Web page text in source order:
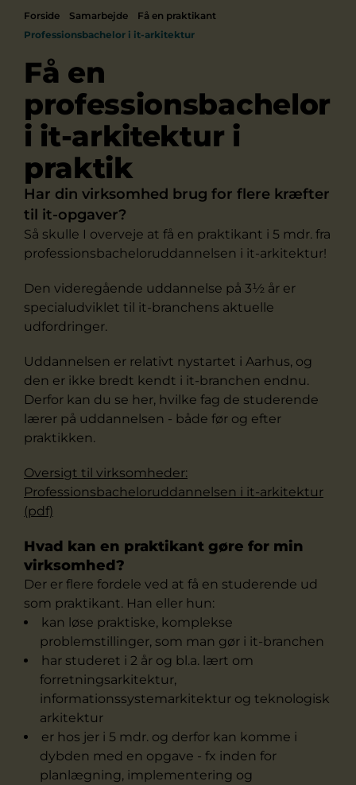
Forside Samarbejde
Få en praktikant
Professionsbachelor i it-arkitektur
Få en
professionsbachelor
i it-arkitektur i
praktik
Har din virksomhed brug for flere kræfter
til it-opgaver?
Så skulle I overveje at få en praktikant i 5 mdr. fra
professionsbacheloruddannelsen i it-arkitektur!
Den videregående uddannelse på 3½ år er
specialudviklet til it-branchens aktuelle
udfordringer.
Uddannelsen er relativt nystartet i Aarhus, og
den er ikke bredt kendt i it-branchen endnu.
Derfor kan du se her, hvilke fag de studerende
lærer på uddannelsen - både før og efter
praktikken.
Oversigt til virksomheder:
Professionsbacheloruddannelsen i it-arkitektur
(pdf)
Hvad kan en praktikant gøre for min
virksomhed?
Der er flere fordele ved at få en studerende ud
som praktikant. Han eller hun:
kan løse praktiske, komplekse
problemstillinger, som man gør i it-branchen
har studeret i 2 år og bl.a. lært om
forretningsarkitektur,
informationssystemarkitektur og teknologisk
arkitektur
er hos jer i 5 mdr. og derfor kan komme i
dybden med en opgave - fx inden for
planlægning, implementering og